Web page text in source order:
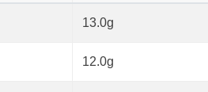
13.0g
12.0g